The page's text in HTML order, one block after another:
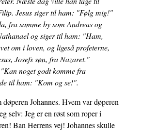
Jesus siger til ham: "Følg mig!"
fra samme by som Andreas og
og siger til ham: "Ham,
om i loven, og ligeså profeterne,
Josefs søn, fra Nazaret."
noget godt komme fra
til ham: "Kom og se!".
Johannes. Hvem var døperen
selv: Jeg er en røst som roper i
Ban Herrens vej! Johannes skulle